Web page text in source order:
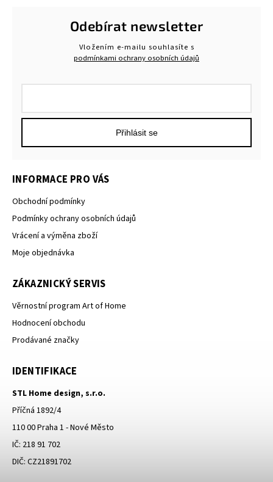
Odebírat newsletter
Vložením e-mailu souhlasíte s
podmínkami ochrany osobních údajů
Přihlásit se
INFORMACE PRO VÁS
Obchodní podmínky
Podmínky ochrany osobních údajů
Vrácení a výměna zboží
Moje objednávka
ZÁKAZNICKÝ SERVIS
Věrnostní program Art of Home
Hodnocení obchodu
Prodávané značky
IDENTIFIKACE
STL Home design, s.r.o.
Příčná 1892/4
110 00 Praha 1 - Nové Město
IČ: 218 91 702
DIČ: CZ21891702